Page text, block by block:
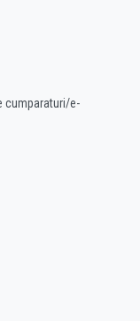
cumparaturi/e-